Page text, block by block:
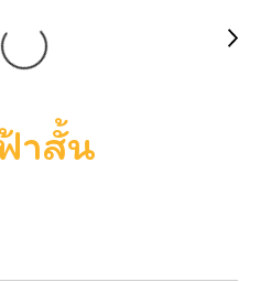
าสั้น